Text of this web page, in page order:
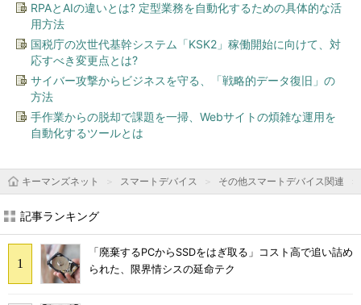
RPAとAIの違いとは? 定型業務を自動化するための具体的な活
用方法
国税庁の次世代基幹システム「KSK2」稼働開始に向けて、対
応すべき変更点とは?
サイバー攻撃からビジネスを守る、「戦略的データ復旧」の
方法
手作業からの脱却で課題を一掃、Webサイトの煩雑な運用を
自動化するツールとは
キーマンズネット スマートデバイス その他スマートデバイス関連
記事ランキング
「廃棄するPCからSSDをはぎ取る」コスト高で追い詰め
られた、限界情シスの延命テク